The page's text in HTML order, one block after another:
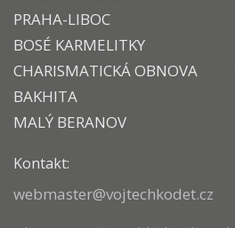
PRAHA-LIBOC
BOSÉ KARMELITKY
CHARISMATICKÁ OBNOVA
BAKHITA
MALÝ BERANOV
Kontakt:
webmaster@vojtechkodet.cz